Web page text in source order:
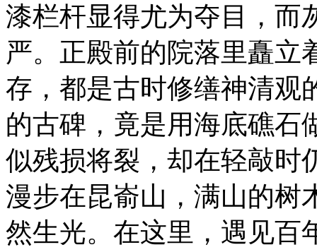
漆栏杆显得尤为夺目，而
严。正殿前的院落里矗立
存，都是古时修缮神清观
的古碑，竟是用海底礁石
似残损将裂，却在轻敲时
漫步在昆嵛山，满山的树
然生光。在这里，遇见百